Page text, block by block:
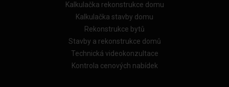
Kalkulačka rekonstrukce domu
Kalkulačka stavby domu
Rekonstrukce bytů
Stavby a rekonstrukce domů
Technická videokonzultace
Kontrola cenových nabídek